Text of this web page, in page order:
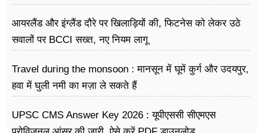
आयरलैंड और इंग्लैंड दौरे पर खिलाड़ियों की, फिटनेस को लेकर उठे
सवालों पर BCCI सख्त, नए नियम लागू
Travel during the monsoon : मानसून में घूमें कुर्ग और उदयपुर,
हवा में घुली नमी का मज़ा ले सकते हैं
UPSC CMS Answer Key 2026 : यूपीएससी सीएमएस